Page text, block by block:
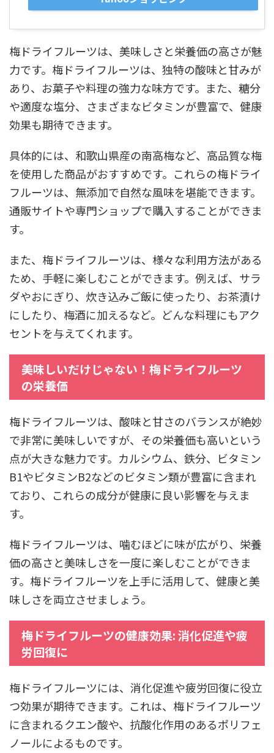
梅ドライフルーツは、美味しさと栄養価の高さが魅
力です。梅ドライフルーツは、独特の酸味と甘みが
あり、お菓子や料理の強力な味方です。また、糖分
や適度な塩分、さまざまなビタミンが豊富で、健康
効果も期待できます。
具体的には、和歌山県産の南高梅など、高品質な梅
を使用した商品がおすすめです。これらの梅ドライ
フルーツは、無添加で自然な風味を堪能できます。
通販サイトや専門ショップで購入することができま
す。
また、梅ドライフルーツは、様々な利用方法がある
ため、手軽に楽しむことができます。例えば、サラ
ダやおにぎり、炊き込みご飯に使ったり、お茶漬け
にしたり、梅酒に加えるなど。どんな料理にもアク
セントを与えてくれます。
美味しいだけじゃない！梅ドライフルーツ
の栄養価
梅ドライフルーツは、酸味と甘さのバランスが絶妙
で非常に美味しいですが、その栄養価も高いという
点が大きな魅力です。カルシウム、鉄分、ビタミン
B1やビタミンB2などのビタミン類が豊富に含まれ
ており、これらの成分が健康に良い影響を与えま
す。
梅ドライフルーツは、噛むほどに味が広がり、栄養
価の高さと美味しさを一度に楽しむことができま
す。梅ドライフルーツを上手に活用して、健康と美
味しさを両立させましょう。
梅ドライフルーツの健康効果: 消化促進や疲
労回復に
梅ドライフルーツには、消化促進や疲労回復に役立
つ効果が期待できます。これは、梅ドライフルーツ
に含まれるクエン酸や、抗酸化作用のあるポリフェ
ノールによるものです。